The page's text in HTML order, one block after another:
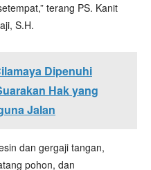
terang PS. Kanit
S.H.
Dipenuhi
Hak yang
Jalan
dan gergaji tangan,
pohon, dan